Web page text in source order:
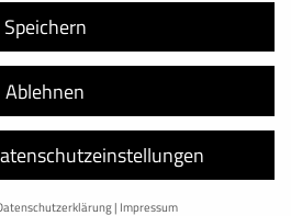
Speichern
Ablehnen
Impressum